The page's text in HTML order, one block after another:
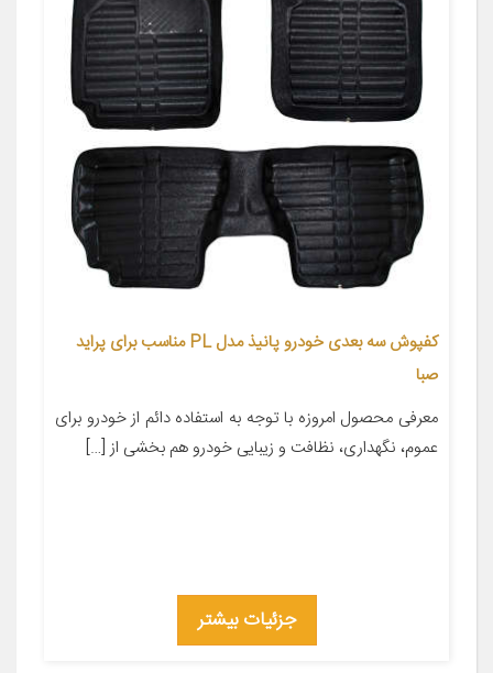
کفپوش سه بعدی خودرو پانیذ مدل PL مناسب برای پراید
صبا
معرفی محصول امروزه با توجه به استفاده دائم از خودرو برای
عموم، نگهداری، نظافت و زیبایی خودرو هم بخشی از […]
جزئیات بیشتر